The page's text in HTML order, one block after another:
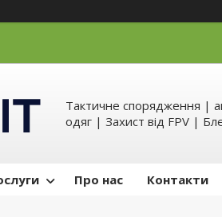
Тактичне спорядження |
одяг | Захист від FPV |
Про нас Контакти